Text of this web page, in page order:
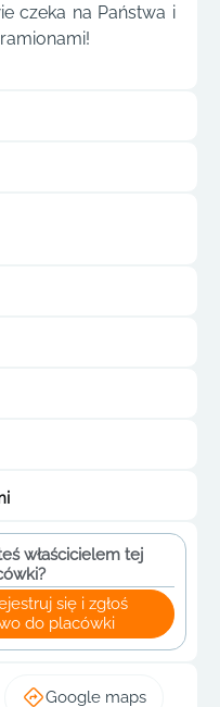
czeka na Państwa i
właścicielem tej
się i zgłoś
do placówki
Google maps